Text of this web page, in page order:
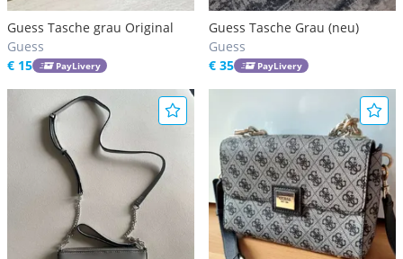
Guess Tasche grau Original
Guess
€ 15
PayLivery
Guess Tasche Grau (neu)
Guess
€ 35
PayLivery